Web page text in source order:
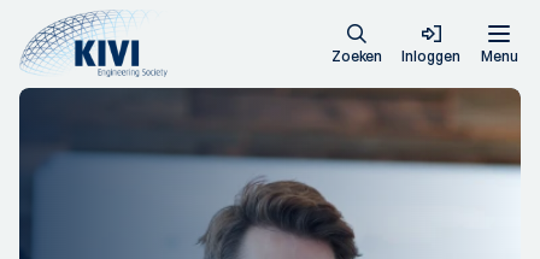
Zoeken Inloggen Menu